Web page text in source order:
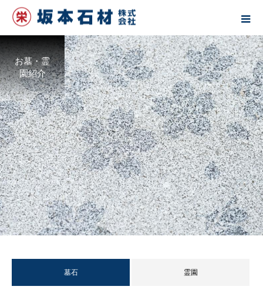
お墓・霊
園紹介
墓石 霊園